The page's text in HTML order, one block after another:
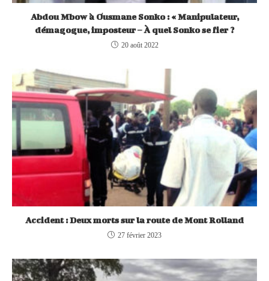
Abdou Mbow à Ousmane Sonko : « Manipulateur,
démagogue, imposteur – À quel Sonko se fier ?
20 août 2022
Accident : Deux morts sur la route de Mont Rolland
27 février 2023